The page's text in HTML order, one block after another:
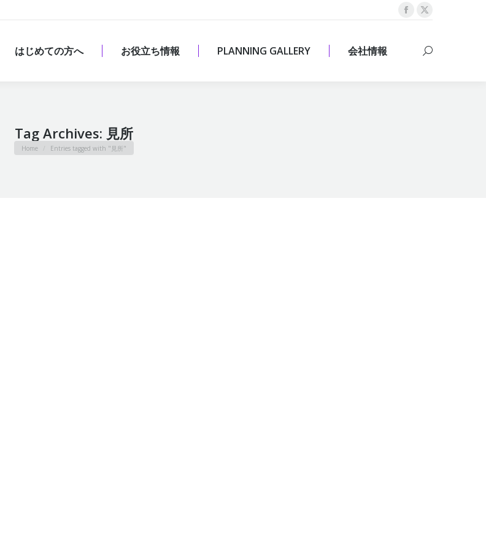
Facebook
opens
X
opens
はじめての方へ お役立ち情報 PLANNING GALLERY 会社情報 Search:
Tag Archives: 見所
You are here:
Home Entries tagged with "見所"
はじめての方へ お役立ち情報 PLANNING GALLERY 会社情報 Search: